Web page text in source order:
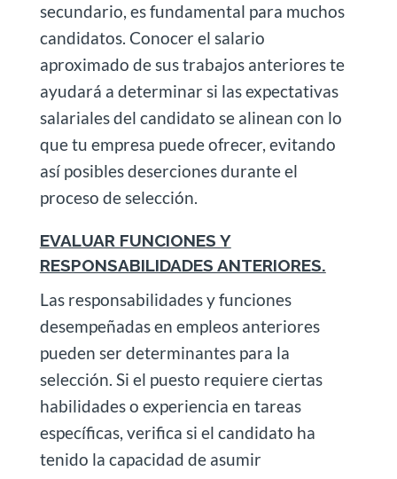
secundario, es fundamental para muchos
candidatos. Conocer el salario
aproximado de sus trabajos anteriores te
ayudará a determinar si las expectativas
salariales del candidato se alinean con lo
que tu empresa puede ofrecer, evitando
así posibles deserciones durante el
proceso de selección.
EVALUAR FUNCIONES Y
RESPONSABILIDADES ANTERIORES.
Las responsabilidades y funciones
desempeñadas en empleos anteriores
pueden ser determinantes para la
selección. Si el puesto requiere ciertas
habilidades o experiencia en tareas
específicas, verifica si el candidato ha
tenido la capacidad de asumir